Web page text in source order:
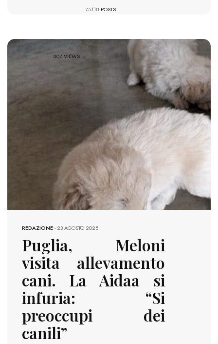
75118 POSTS
807 VIEWS
REDAZIONE-23 AGOSTO 2025
Puglia, Meloni
visita allevamento
cani. La Aidaa si
infuria: “Si
preoccupi dei
canili”